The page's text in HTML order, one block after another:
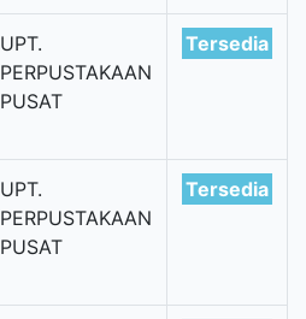
UPT.
PERPUSTAKAAN
PUSAT
Tersedia
UPT.
PERPUSTAKAAN
PUSAT
Tersedia